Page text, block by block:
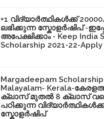
+1 വിദ്യാർത്ഥികൾക്ക്
ലഭിക്കുന്ന സ്കോളർഷിപ് -
അപേക്ഷിക്കാം - Keep India
Scholarship 2021-22-Apply
Margadeepam
Malayalam- Kerala-
ക്ലാസ് മുതൽ 8 ക്ലാസ്
പഠിക്കുന്ന
സ്കോളർഷിപ്